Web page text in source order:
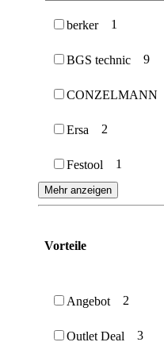
Propan-Löten
berker 1
BGS technic 9
CONZELMANN
Ersa 2
Festool 1
Mehr anzeigen
Vorteile
Angebot 2
Outlet Deal 3